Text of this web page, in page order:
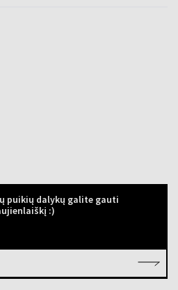
puikių dalykų galite gauti
:)